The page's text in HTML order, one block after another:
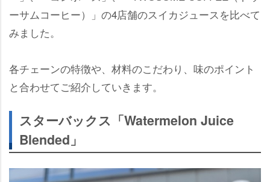
ーサムコーヒー）」の4店舗のスイカジュースを比べて
みました。
各チェーンの特徴や、材料のこだわり、味のポイント
と合わせてご紹介していきます。
スターバックス「Watermelon Juice
Blended」